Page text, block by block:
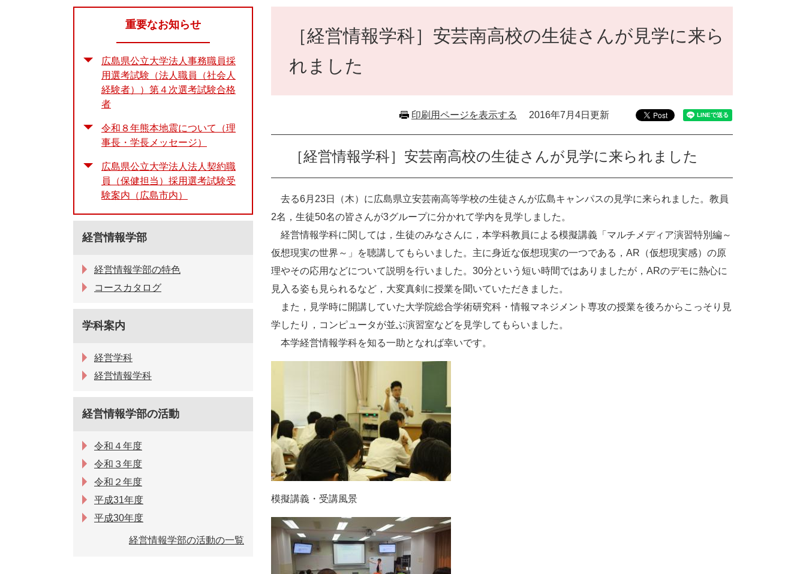
［経営情報学科］安芸南高校の生徒さんが見学に来ら
れました
印刷用ページを表示する 2016年7月4日更新
［経営情報学科］安芸南高校の生徒さんが見学に来られました
去る6月23日（木）に広島県立安芸南高等学校の生徒さんが広島キャンパスの見学に来られました。教員
2名，生徒50名の皆さんが3グループに分かれて学内を見学しました。
経営情報学科に関しては，生徒のみなさんに，本学科教員による模擬講義「マルチメディア演習特別編～
仮想現実の世界～」を聴講してもらいました。主に身近な仮想現実の一つである，AR（仮想現実感）の原
理やその応用などについて説明を行いました。30分という短い時間ではありましたが，ARのデモに熱心に
見入る姿も見られるなど，大変真剣に授業を聞いていただきました。
また，見学時に開講していた大学院総合学術研究科・情報マネジメント専攻の授業を後ろからこっそり見
学したり，コンピュータが並ぶ演習室などを見学してもらいました。
本学経営情報学科を知る一助となれば幸いです。
模擬講義・受講風景
重要なお知らせ
広島県公立大学法人事務職員採
用選考試験（法人職員（社会人
経験者））第４次選考試験合格
者
令和８年熊本地震について（理
事長・学長メッセージ）
広島県公立大学法人法人契約職
員（保健担当）採用選考試験受
験案内（広島市内）
経営情報学部
経営情報学部の特色
コースカタログ
学科案内
経営学科
経営情報学科
経営情報学部の活動
令和４年度
令和３年度
令和２年度
平成31年度
平成30年度
経営情報学部の活動の一覧